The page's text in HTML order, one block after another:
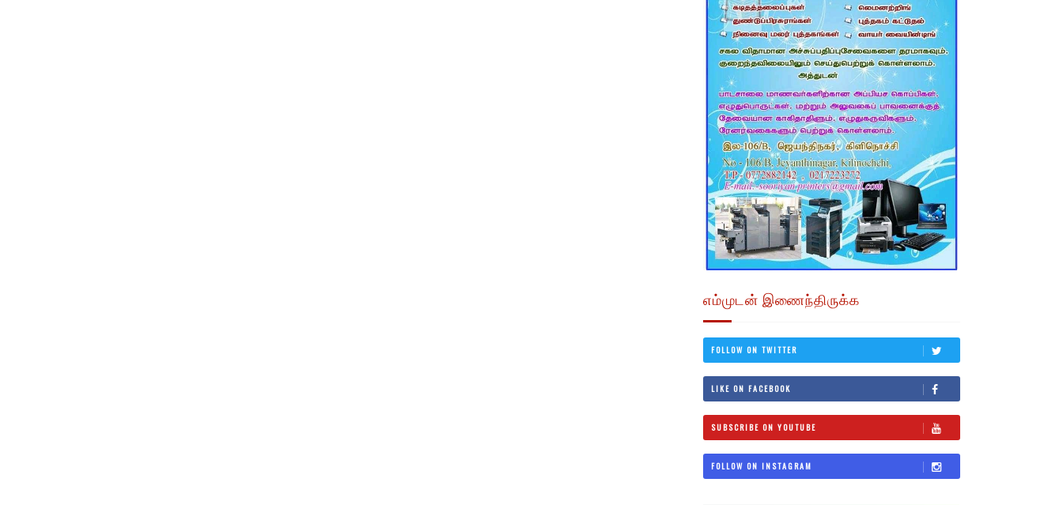
எம்முடன் இணைந்திருக்க
FOLLOW ON TWITTER
LIKE ON FACEBOOK
SUBSCRIBE ON YOUTUBE
FOLLOW ON INSTAGRAM